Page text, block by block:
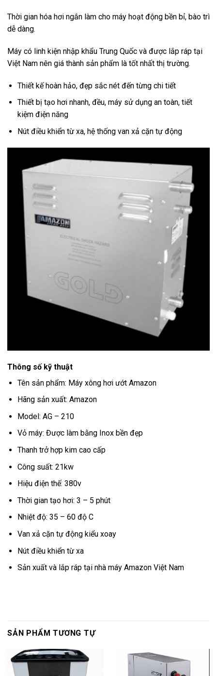
Thời gian hóa hơi ngắn làm cho máy hoạt động bền bỉ, bào trì
dễ dàng.
Máy có linh kiện nhập khẩu Trung Quốc và được lắp ráp tại
Việt Nam nên giá thành sản phẩm là tốt nhất thị trường.
Thiết kế hoàn hảo, đẹp sắc nét đến từng chi tiết
Thiết bị tạo hơi nhanh, đều, máy sử dụng an toàn, tiết
kiệm điện năng
Nút điều khiển từ xa, hệ thống van xả cặn tự động
Thông số kỹ thuật
Tên sản phẩm: Máy xông hơi ướt Amazon
Hãng sản xuất: Amazon
Model: AG – 210
Vỏ máy: Được làm bằng Inox bền đẹp
Thanh trở hợp kim cao cấp
Công suất: 21kw
Hiệu điện thế: 380v
Thời gian tạo hơi: 3 – 5 phút
Nhiệt độ: 35 – 60 độ C
Van xả cặn tự động kiểu xoay
Nút điều khiển từ xa
Sản xuất và lắp ráp tại nhà máy Amazon Việt Nam
SẢN PHẨM TƯƠNG TỰ